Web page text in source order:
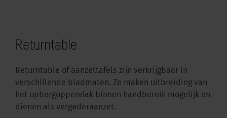
Returntable
Returntable of aanzettafels zijn verkrijgbaar in
verschillende bladmaten. Ze maken uitbreiding van
het opbergoppervlak binnen handbereik mogelijk en
dienen als vergaderaanzet.